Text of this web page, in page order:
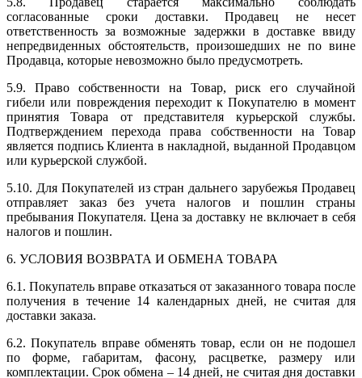
согласованные сроки доставки. Продавец не несет
ответственность за возможные задержки в доставке ввиду
непредвиденных обстоятельств, произошедших не по вине
Продавца, которые невозможно было предусмотреть.
5.9. Право собственности на Товар, риск его случайной
гибели или повреждения переходит к Покупателю в момент
принятия Товара от представителя курьерской службы.
Подтверждением перехода права собственности на Товар
является подпись Клиента в накладной, выданной Продавцом
или курьерской службой.
5.10. Для Покупателей из стран дальнего зарубежья Продавец
отправляет заказ без учета налогов и пошлин страны
пребывания Покупателя. Цена за доставку не включает в себя
налогов и пошлин.
6. УСЛОВИЯ ВОЗВРАТА И ОБМЕНА ТОВАРА
6.1. Покупатель вправе отказаться от заказанного товара после
получения в течение 14 календарных дней, не считая для
доставки заказа.
6.2. Покупатель вправе обменять товар, если он не подошел
по форме, габаритам, фасону, расцветке, размеру или
комплектации. Срок обмена – 14 дней, не считая дня доставки